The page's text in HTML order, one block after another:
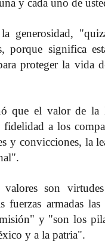
generosidad,
porque significa
proteger la vida
que el valor de la
fidelidad a los
y convicciones, la
valores son
fuerzas armadas
y "son los
y a la patria".